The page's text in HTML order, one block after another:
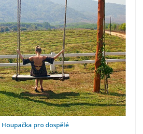
Houpačka pro dospělé